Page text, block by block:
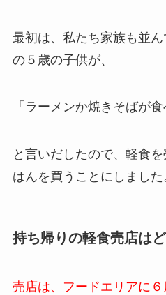
最初は、私たち家族も並
の５歳の子供が、
「ラーメンか焼きそばが食
と言いだしたので、軽食
はんを買うことにしました
持ち帰りの軽食売店は
売店は、フードエリアに